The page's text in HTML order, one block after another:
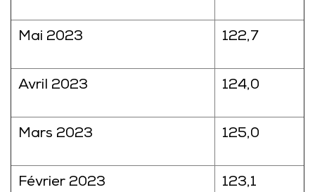
Mai 2023 122,7
Avril 2023 124,0
Mars 2023 125,0
Février 2023 123,1